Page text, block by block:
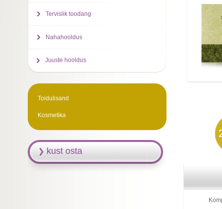
Tervislik toodang
Nahahooldus
Juuste hooldus
Toidulisand
Kosmetika
kust osta